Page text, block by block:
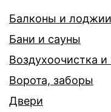
Балконы и лоджии
Бани и сауны
Воздухоочистка
Ворота, заборы
Двери